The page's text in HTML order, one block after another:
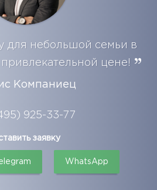
для небольшой семьи в
цене!
Компаниец
925-33-77
заявку
WhatsApp